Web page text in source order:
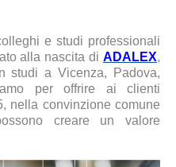
e studi professionali
alla nascita di ADALEX,
studi a Vicenza, Padova,
per offrire ai clienti
nella convinzione comune
creare un valore